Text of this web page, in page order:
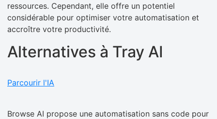
ressources. Cependant, elle offre un potentiel
considérable pour optimiser votre automatisation et
accroître votre productivité.
Alternatives à Tray AI
Parcourir l'IA
Browse AI propose une automatisation sans code pour